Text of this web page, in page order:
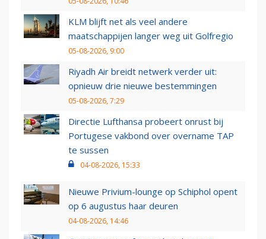
KLM blijft net als veel andere
maatschappijen langer weg uit Golfregio
05-08-2026, 9:00
Riyadh Air breidt netwerk verder uit:
opnieuw drie nieuwe bestemmingen
05-08-2026, 7:29
Directie Lufthansa probeert onrust bij
Portugese vakbond over overname TAP
te sussen
04-08-2026, 15:33
Nieuwe Privium-lounge op Schiphol opent
op 6 augustus haar deuren
04-08-2026, 14:46